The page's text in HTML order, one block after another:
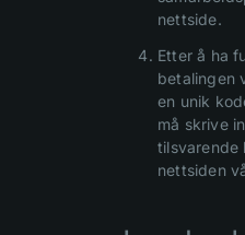
nettside.
Etter å ha
betalingen
en unik
må skrive
tilsvarende
nettsiden